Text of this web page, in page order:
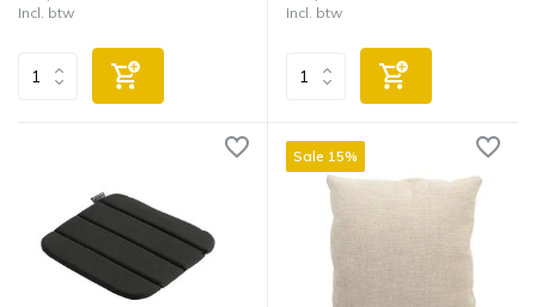
Incl. btw Incl. btw
Sale 15%